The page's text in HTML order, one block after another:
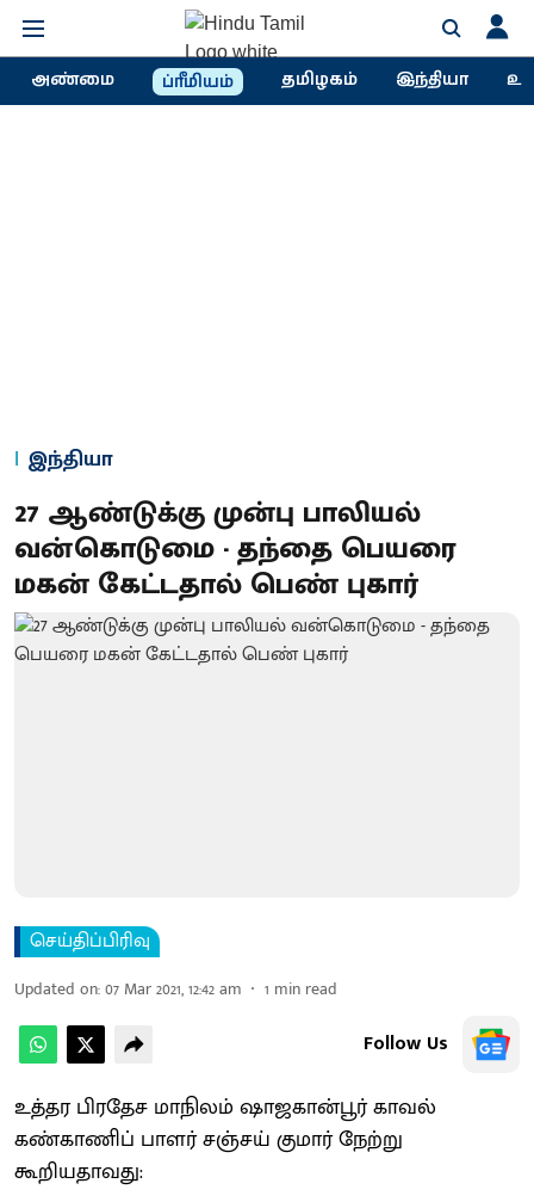
அண்மை ப்ரீமியம் தமிழகம் இந்தியா
இந்தியா
27 ஆண்டுக்கு முன்பு பாலியல்
வன்கொடுமை - தந்தை பெயரை
மகன் கேட்டதால் பெண் புகார்
செய்திப்பிரிவு
Updated on:07 Mar 2021, 12:42 am 1 min read
Follow Us
உத்தர பிரதேச மாநிலம் ஷாஜகான்பூர் காவல்
கண்காணிப் பாளர் சஞ்சய் குமார் நேற்று
கூறியதாவது: